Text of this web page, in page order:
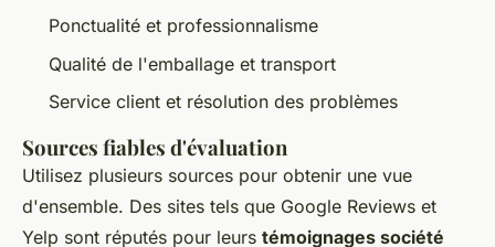
Ponctualité et professionnalisme
Qualité de l'emballage et transport
Service client et résolution des problèmes
Sources fiables d'évaluation
Utilisez plusieurs sources pour obtenir une vue
d'ensemble. Des sites tels que Google Reviews et
Yelp sont réputés pour leurs témoignages société